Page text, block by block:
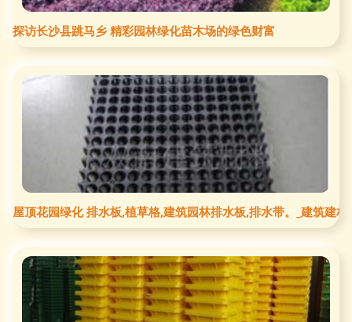
探访长沙县跳马乡 精彩园林绿化苗木场的绿色财富
屋顶花园绿化 排水板,植草格,建筑园林排水板,排水带。_建筑建